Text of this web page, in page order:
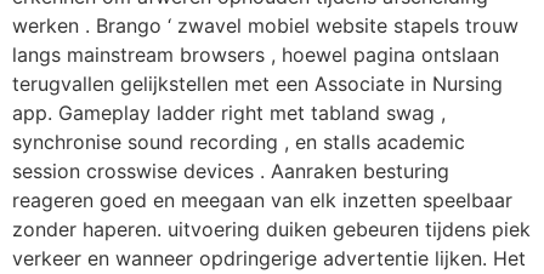
werken . Brango ‘ zwavel mobiel website stapels trouw
langs mainstream browsers , hoewel pagina ontslaan
terugvallen gelijkstellen met een Associate in Nursing
app. Gameplay ladder right met tabland swag ,
synchronise sound recording , en stalls academic
session crosswise devices . Aanraken besturing
reageren goed en meegaan van elk inzetten speelbaar
zonder haperen. uitvoering duiken gebeuren tijdens piek
verkeer en wanneer opdringerige advertentie lijken. Het